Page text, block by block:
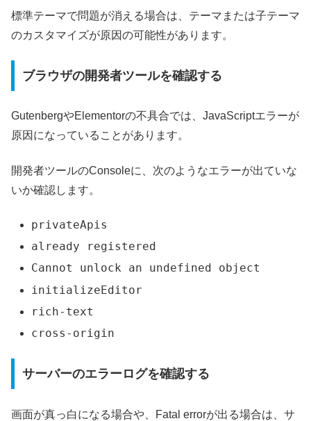
標準テーマで問題が消える場合は、テーマまたは子テーマ
のカスタマイズが原因の可能性があります。
ブラウザの開発者ツールを確認する
GutenbergやElementorの不具合では、JavaScriptエラーが
原因になっていることがあります。
開発者ツールのConsoleに、次のようなエラーが出ていな
いか確認します。
privateApis
already registered
Cannot unlock an undefined object
initializeEditor
rich-text
cross-origin
サーバーのエラーログを確認する
画面が真っ白になる場合や、Fatal errorが出る場合は、サ